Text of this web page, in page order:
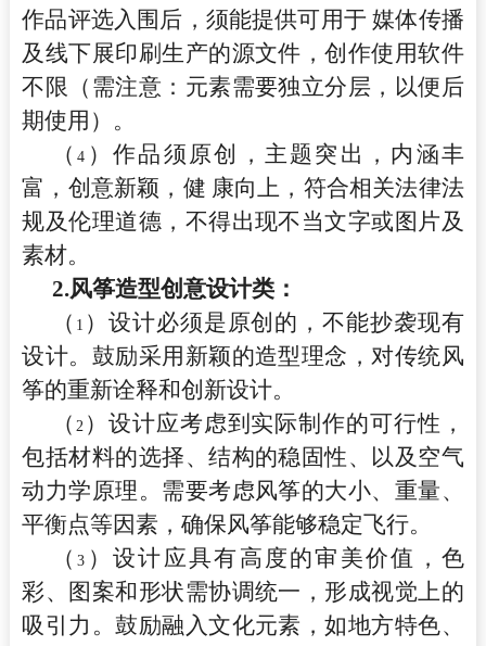
作品评选入围后，须能提供可用于 媒体传播
及线下展印刷生产的源文件，创作使用软件
不限（需注意：元素需要独立分层，以便后
期使用）。
（4 ）作品须原创，主题突出，内涵丰
富，创意新颖，健 康向上，符合相关法律法
规及伦理道德，不得出现不当文字或图片及
素材。
2.风筝造型创意设计类：
（ 1 ）设计必须是原创的，不能抄袭现有
设计。鼓励采用新颖的造型理念，对传统风
筝的重新诠释和创新设计。
（2 ）设计应考虑到实际制作的可行性，
包括材料的选择、结构的稳固性、以及空气
动力学原理。需要考虑风筝的大小、重量、
平衡点等因素，确保风筝能够稳定飞行。
（3 ）设计应具有高度的审美价值，色
彩、图案和形状需协调统一，形成视觉上的
吸引力。鼓励融入文化元素，如地方特色、